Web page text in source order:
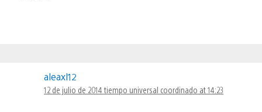
aleaxl12
12 de julio de 2014 tiempo universal coordinado at 14:23